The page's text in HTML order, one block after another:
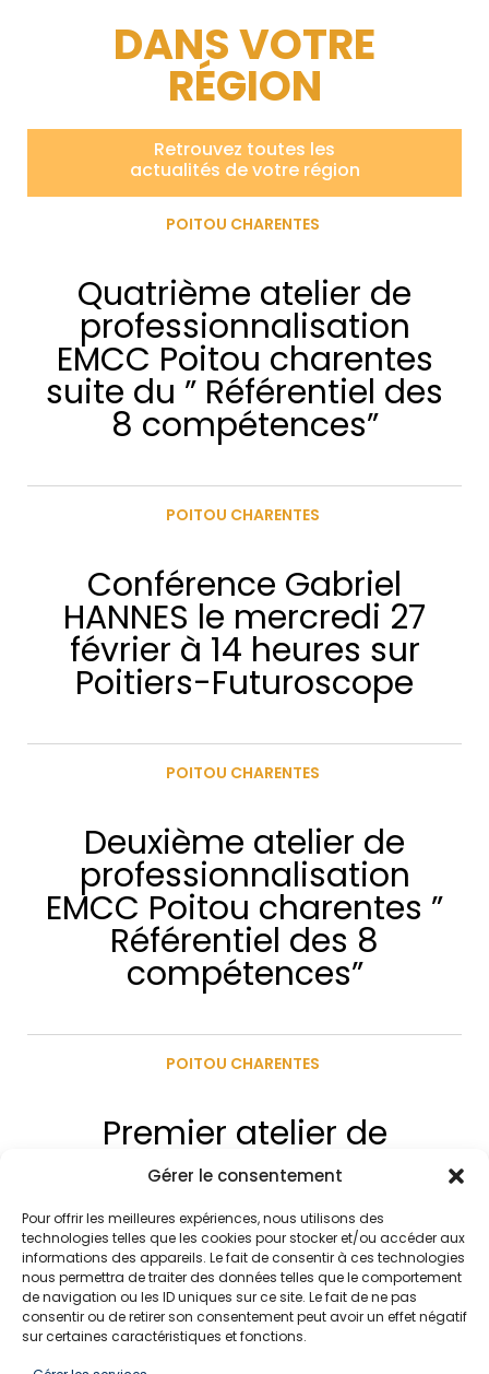
Gérer le consentement
Pour offrir les meilleures expériences, nous utilisons des
technologies telles que les cookies pour stocker et/ou accéder aux
informations des appareils. Le fait de consentir à ces technologies
nous permettra de traiter des données telles que le comportement
de navigation ou les ID uniques sur ce site. Le fait de ne pas
consentir ou de retirer son consentement peut avoir un effet négatif
sur certaines caractéristiques et fonctions.
DANS VOTRE
RÉGION
Retrouvez toutes les
actualités de votre région
POITOU CHARENTES
Quatrième atelier de
professionnalisation
EMCC Poitou charentes
suite du ” Référentiel des
8 compétences”
POITOU CHARENTES
Conférence Gabriel
HANNES le mercredi 27
février à 14 heures sur
Poitiers-Futuroscope
POITOU CHARENTES
Deuxième atelier de
professionnalisation
EMCC Poitou charentes ”
Référentiel des 8
compétences”
POITOU CHARENTES
Premier atelier de
professionnalisation en
SUIVEZ-NOUS